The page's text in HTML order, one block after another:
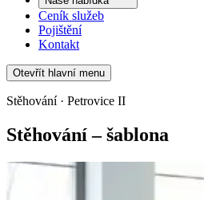
Ceník služeb
Pojištění
Kontakt
Otevřít hlavní menu
Stěhování · Petrovice II
Stěhování – šablona